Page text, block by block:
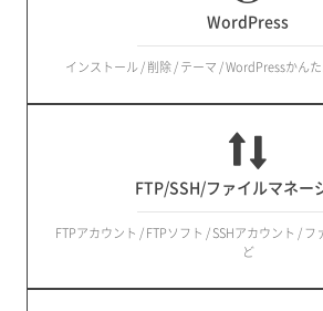
WordPress
インストール / 削除 / テーマ / WordPressかん
FTP/SSH/ファイルマネー
FTPアカウント / FTPソフト / SSHアカウント /
ど